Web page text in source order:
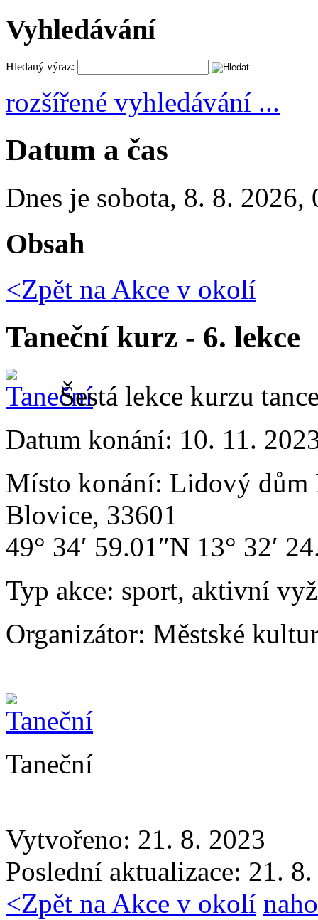
Vyhledávání
Hledaný výraz:
rozšířené vyhledávání ...
Datum a čas
Dnes je sobota, 8. 8. 2026,
Obsah
<Zpět na Akce v okolí
Taneční kurz - 6. lekce
Šestá lekce kurzu
Datum konání: 10. 11.
Místo konání: Lidový dům
Blovice, 33601
49° 34′ 59.01″N 13° 32′
Typ akce: sport, aktivní
Organizátor: Městské
Taneční
Vytvořeno: 21. 8. 2023
Poslední aktualizace: 21.
<Zpět na Akce v okolí